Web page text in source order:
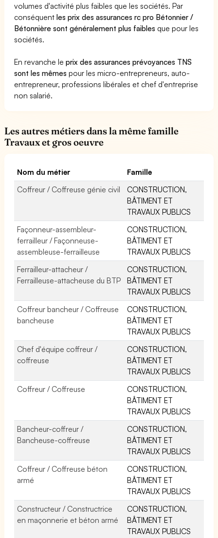
volumes d'activité plus faibles que les sociétés. Par
conséquentles prix des assurances rc pro Bétonnier /
Bétonnière sont généralement plus faibles que pour les
sociétés.
En revanche leprix des assurances prévoyances TNS
sont les mêmes pour les micro-entrepreneurs, auto-
entrepreneur, professions libérales et chef d'entreprise
non salarié.
Les autres métiers dans la même famille
Travaux et gros oeuvre
Nom du métier
Famille
Coffreur / Coffreuse génie civil
CONSTRUCTION,
BÂTIMENT ET
TRAVAUX PUBLICS
Façonneur-assembleur-
ferrailleur / Façonneuse-
assembleuse-ferrailleuse
CONSTRUCTION,
BÂTIMENT ET
TRAVAUX PUBLICS
Ferrailleur-attacheur /
Ferrailleuse-attacheuse du BTP
CONSTRUCTION,
BÂTIMENT ET
TRAVAUX PUBLICS
Coffreur bancheur / Coffreuse
bancheuse
CONSTRUCTION,
BÂTIMENT ET
TRAVAUX PUBLICS
Chef d'équipe coffreur /
coffreuse
CONSTRUCTION,
BÂTIMENT ET
TRAVAUX PUBLICS
Coffreur / Coffreuse
CONSTRUCTION,
BÂTIMENT ET
TRAVAUX PUBLICS
Bancheur-coffreur /
Bancheuse-coffreuse
CONSTRUCTION,
BÂTIMENT ET
TRAVAUX PUBLICS
Coffreur / Coffreuse béton
armé
CONSTRUCTION,
BÂTIMENT ET
TRAVAUX PUBLICS
Constructeur / Constructrice
en maçonnerie et béton armé
CONSTRUCTION,
BÂTIMENT ET
TRAVAUX PUBLICS